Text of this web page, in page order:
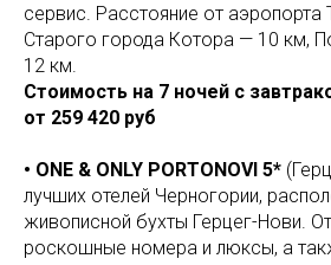
сервис. Расстояние от аэропорта
Старого города Котора — 10 км,
12 км.
Стоимость на 7 ночей с
от 259 420 руб
• ONE & ONLY PORTONOVI 5*
лучших отелей Черногории,
живописной бухты Герцег-Нови.
роскошные номера и люксы, а